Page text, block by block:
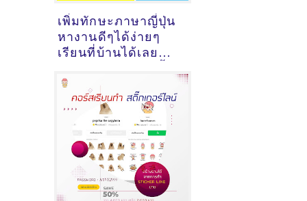
เพิ่มทักษะภาษาญี่ปุ่น
หางานดีๆได้ง่ายๆ
เรียนที่บ้านได้เลย
ด้วยกัน)